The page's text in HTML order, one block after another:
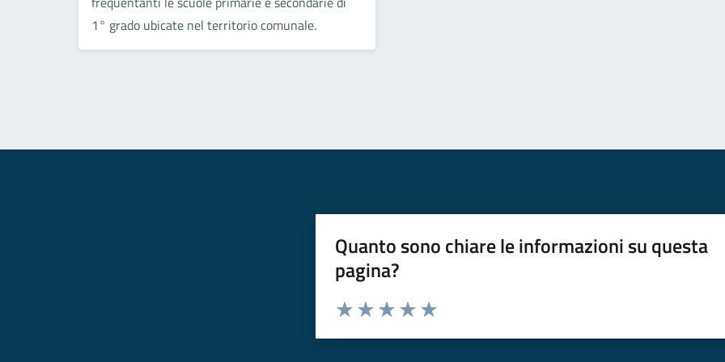
1° grado ubicate nel territorio comunale.
Quanto sono chiare le informazioni su questa
pagina?
Valuta da 1 a 5 stelle la pagina